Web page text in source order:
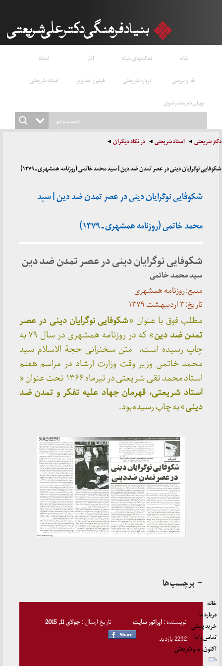
خانه فعالیتهای بنیاد آثار
اسناد
نقد و بررسی
درباره شریعتی فیلم و تصاویر
استاد شریعتی
پوران شریعت‌رضوی
دکتر شریعتی استاد شریعتی در نگاه دیگران
شکوفایی نوگرایان دینی در عصر تمدن ضد دین | سید محمد خاتمی (روزنامه همشهری ـ ۱۳۷۹)
شکوفایی نوگرایان دینی در عصر تمدن ضد دین | سید
محمد خاتمی (روزنامه همشهری ـ ۱۳۷۹)
شکوفایی نوگرایان دینی در عصر تمدن ضد دین
سید محمد خاتمی
منبع: روزنامه همشهری
تاریخ: ۳ اردیبهشت ۱۳۷۹
مطلب فوق با عنوان «شکوفایی نوگرایان دینی در عصر
تمدن ضد دین
» که در روزنامه همشهری در سال ۷۹ به
چاپ رسیده است، متن سخنرانی حجة الاسلام سید
محمد خاتمی وزیر وقت وزارت ارشاد در مراسم هفتم
استاد محمد تقی شریعتی در تیرماه ۱۳۶۶ تحت عنوان «
استاد شریعتی، قهرمان جهاد علیه تفکر و تمدن ضد
دینی» به چاپ رسیده بود.
≡ برچسب‌ها
نویسنده :اپراتور سایت تاریخ ارسال :جولای 11, 2015
2232 بازدید
خانه
درباره ما
خرید پستی
تماس با ما
اکنون، ما و شریعتی